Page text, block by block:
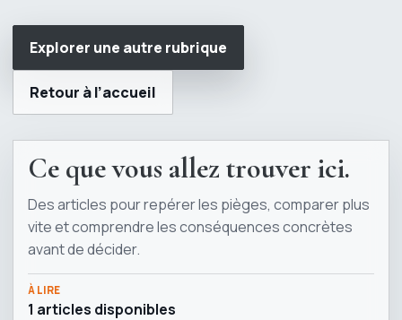
Explorer une autre rubrique
Retour à l’accueil
Ce que vous allez trouver ici.
Des articles pour repérer les pièges, comparer plus
vite et comprendre les conséquences concrètes
avant de décider.
À LIRE
1 articles disponibles